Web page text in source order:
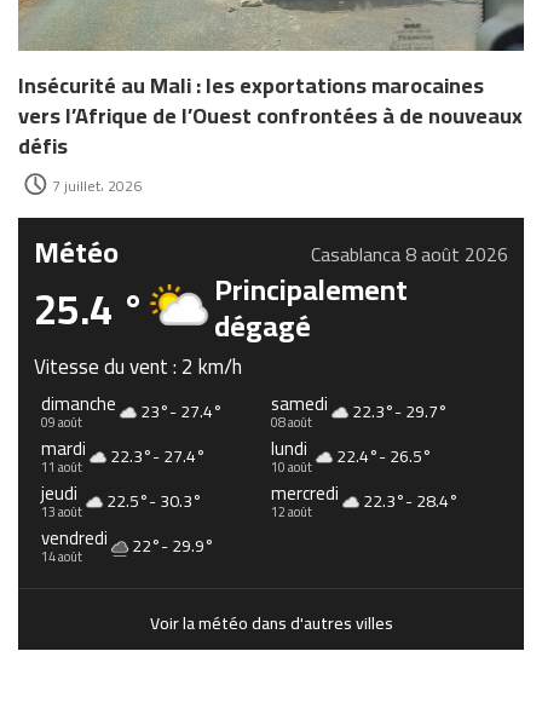
Insécurité au Mali : les exportations marocaines
vers l’Afrique de l’Ouest confrontées à de nouveaux
défis
7 juillet، 2026